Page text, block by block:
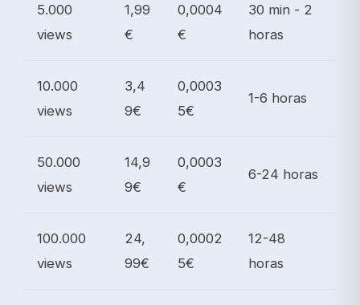
5.000
views
1,99
€
0,0004
€
30 min - 2
horas
10.000
views
3,4
9€
0,0003
5€
1-6 horas
50.000
views
14,9
9€
0,0003
€
6-24 horas
100.000
views
24,
99€
0,0002
5€
12-48
horas